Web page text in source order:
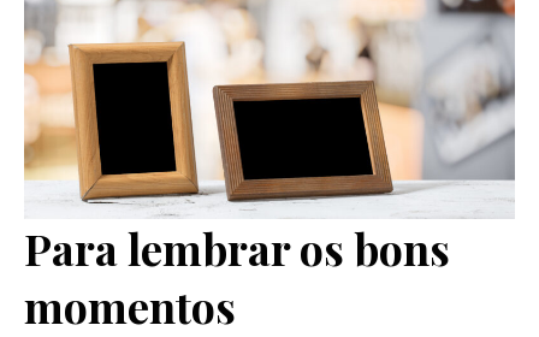
Para lembrar os bons
momentos